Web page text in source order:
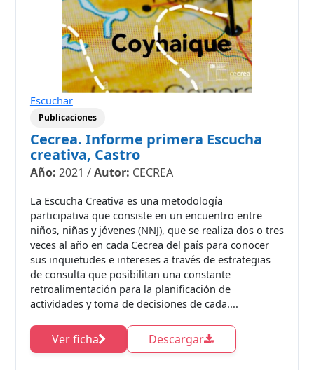
Escuchar
Publicaciones
Cecrea. Informe primera Escucha
creativa, Castro
Año: 2021 /Autor: CECREA
La Escucha Creativa es una metodología
participativa que consiste en un encuentro entre
niños, niñas y jóvenes (NNJ), que se realiza dos o tres
veces al año en cada Cecrea del país para conocer
sus inquietudes e intereses a través de estrategias
de consulta que posibilitan una constante
retroalimentación para la planificación de
actividades y toma de decisiones de cada....
Ver ficha Descargar